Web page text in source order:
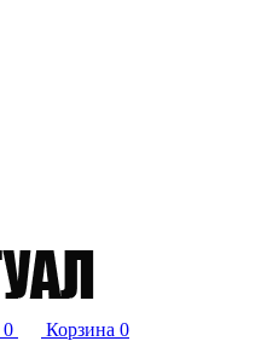
0 Корзина 0